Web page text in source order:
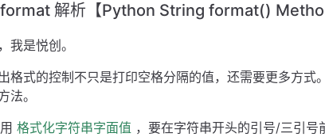
解析【Python String format()
我是悦创。
格式的控制不只是打印空格分隔的值，还需要更多方式
法。
格式化字符串字面值 ，要在字符串开头的引号/三引号